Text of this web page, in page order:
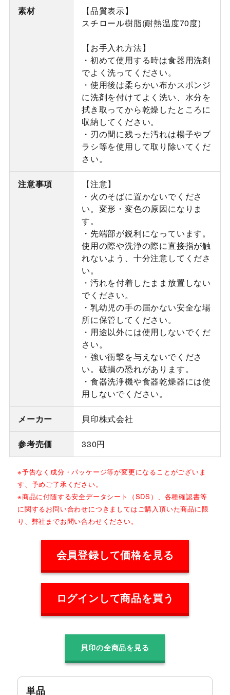
素材
【品質表示】
スチロール樹脂(耐熱温度70度)
【お手入れ方法】
・初めて使用する時は食器用洗剤
でよく洗ってください。
・使用後は柔らかい布かスポンジ
に洗剤を付けてよく洗い、水分を
拭き取ってから乾燥したところに
収納してください。
・刃の間に残った汚れは楊子やブ
ラシ等を使用して取り除いてくだ
さい。
注意事項
【注意】
・火のそばに置かないでくださ
い。変形・変色の原因になりま
す。
・先端部が鋭利になっています。
使用の際や洗浄の際に直接指が触
れないよう、十分注意してくださ
い。
・汚れを付着したまま放置しない
でください。
・乳幼児の手の届かない安全な場
所に保管してください。
・用途以外には使用しないでくだ
さい。
・強い衝撃を与えないでくださ
い。破損の恐れがあります。
・食器洗浄機や食器乾燥器には使
用しないでください。
メーカー 貝印株式会社
参考売価 330円
※予告なく成分・パッケージ等が変更になることがございま
す、予めご了承ください。
※商品に付随する安全データシート（SDS）、各種確認書等
に関するお問い合わせにつきましてはご購入頂いた商品に限
り、弊社までお問い合わせください。
会員登録して価格を見る
ログインして商品を買う
貝印の全商品を見る
単品